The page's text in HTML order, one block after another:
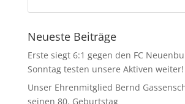
Neueste Beiträge
Erste siegt 6:1 gegen den FC
Sonntag testen unsere Aktiven weiter!
Unser Ehrenmitglied Bernd
seinen 80. Geburtstag